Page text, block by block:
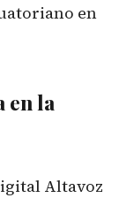
en
en la
Altavoz